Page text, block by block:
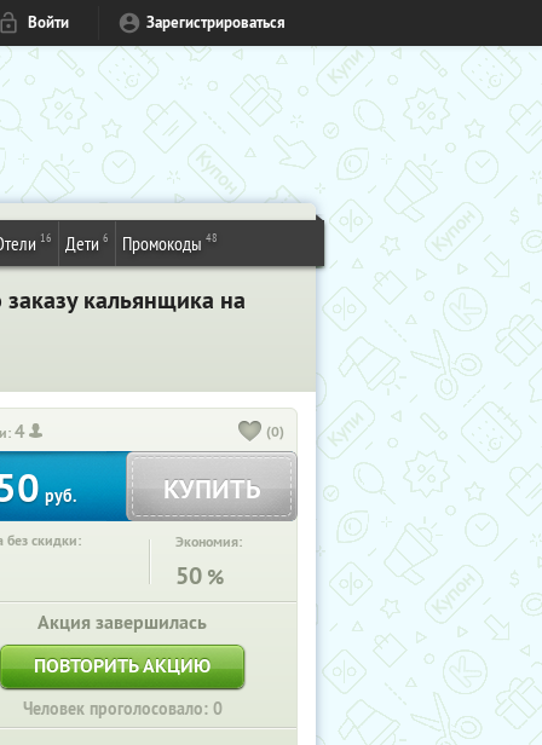
Войти Зарегистрироваться
16 Дети 6 Промокоды 48
кальянщика на
4 (0)
руб. КУПИТЬ
без скидки: Экономия:
50 %
Акция завершилась
ПОВТОРИТЬ АКЦИЮ
Человек проголосовало: 0